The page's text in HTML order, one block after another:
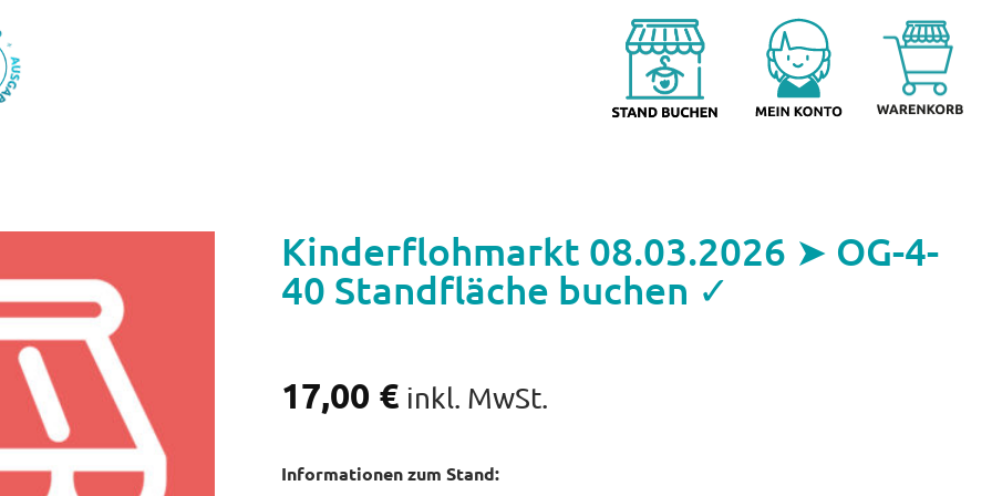
Kinderflohmarkt 08.03.2026 ➤ OG-4-
40 Standfläche buchen ✓
17,00 € inkl. MwSt.
Informationen zum Stand: